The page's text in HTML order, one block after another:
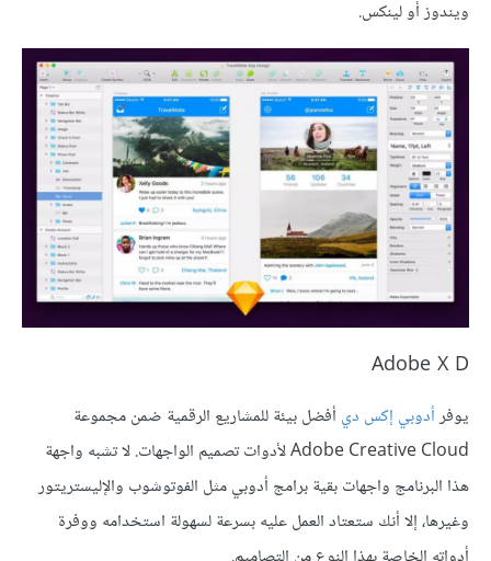
ويندوز أو لينكس.
Adobe X D
يوفرأدوبي إكس دي أفضل بيئة للمشاريع الرقمية ضمن مجموعة
Adobe Creative Cloud لأدوات تصميم الواجهات. لا تشبه واجهة
هذا البرنامج واجهات بقية برامج أدوبي مثل الفوتوشوب والإليستريتور
وغيرها، إلا أنك ستعتاد العمل عليه بسرعة لسهولة استخدامه ووفرة